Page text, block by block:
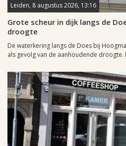
Leiden, 8 augustus 2026, 13:16
Grote scheur in dijk langs de
droogte
De waterkering langs de Does bij
als gevolg van de aanhoudende droogte.